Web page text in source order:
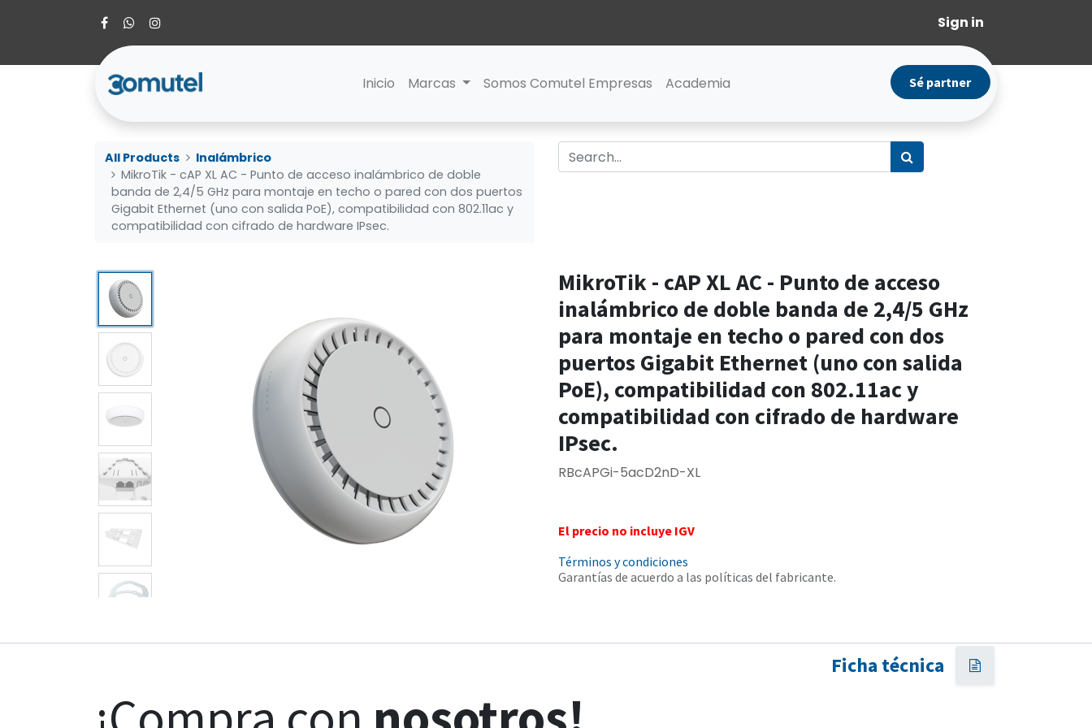
Sign in
Inicio Marcas Somos Comutel Empresas Academia Sé partner
All Products
Inalámbrico
MikroTik - cAP XL AC - Punto de acceso inalámbrico de doble
banda de 2,4/5 GHz para montaje en techo o pared con dos puertos
Gigabit Ethernet (uno con salida PoE), compatibilidad con 802.11ac y
compatibilidad con cifrado de hardware IPsec.
MikroTik - cAP XL AC - Punto de acceso
inalámbrico de doble banda de 2,4/5 GHz
para montaje en techo o pared con dos
puertos Gigabit Ethernet (uno con salida
PoE), compatibilidad con 802.11ac y
compatibilidad con cifrado de hardware
IPsec.
RBcAPGi-5acD2nD-XL
El precio no incluye IGV
Términos y condiciones
Garantías de acuerdo a las políticas del fabricante.
Ficha técnica